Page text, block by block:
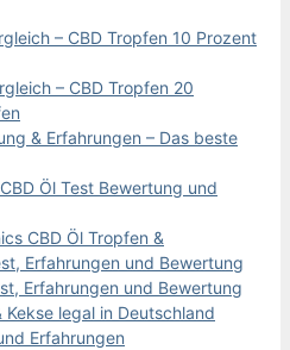
– CBD Tropfen 10 Prozent
– CBD Tropfen 20
& Erfahrungen – Das beste
Öl Test Bewertung und
CBD Öl Tropfen &
Erfahrungen und Bewertung
Erfahrungen und Bewertung
Kekse legal in Deutschland
Erfahrungen